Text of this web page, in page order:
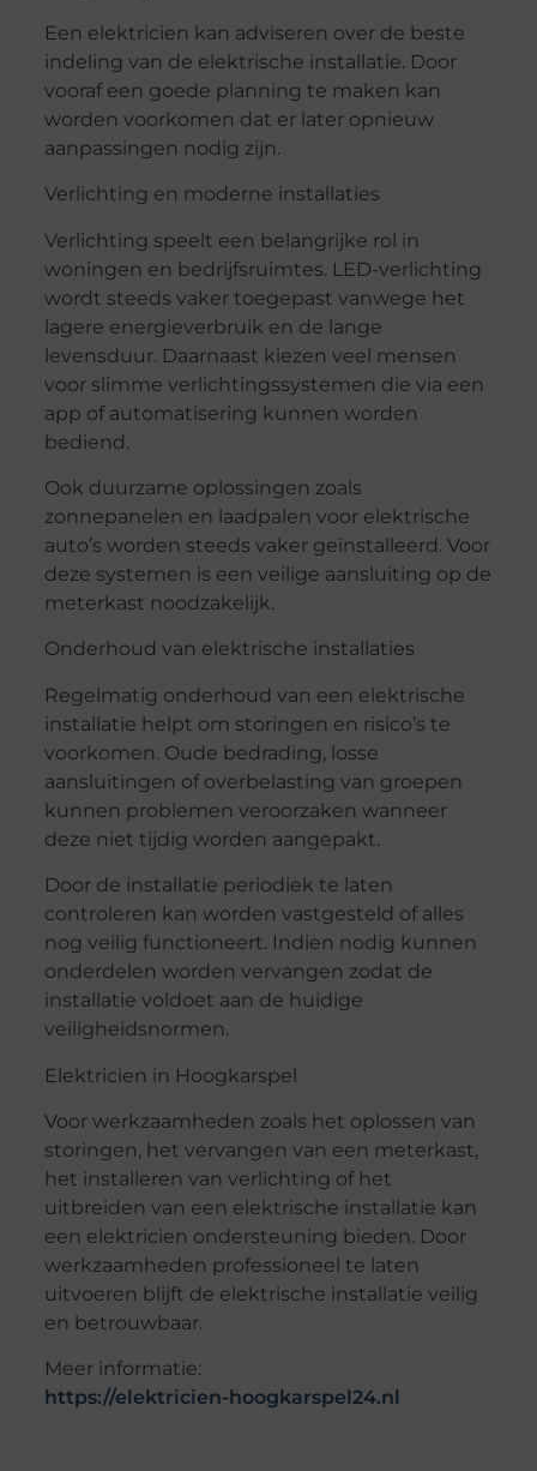
Een elektricien kan adviseren over de beste
indeling van de elektrische installatie. Door
vooraf een goede planning te maken kan
worden voorkomen dat er later opnieuw
aanpassingen nodig zijn.
Verlichting en moderne installaties
Verlichting speelt een belangrijke rol in
woningen en bedrijfsruimtes. LED-verlichting
wordt steeds vaker toegepast vanwege het
lagere energieverbruik en de lange
levensduur. Daarnaast kiezen veel mensen
voor slimme verlichtingssystemen die via een
app of automatisering kunnen worden
bediend.
Ook duurzame oplossingen zoals
zonnepanelen en laadpalen voor elektrische
auto’s worden steeds vaker geïnstalleerd. Voor
deze systemen is een veilige aansluiting op de
meterkast noodzakelijk.
Onderhoud van elektrische installaties
Regelmatig onderhoud van een elektrische
installatie helpt om storingen en risico’s te
voorkomen. Oude bedrading, losse
aansluitingen of overbelasting van groepen
kunnen problemen veroorzaken wanneer
deze niet tijdig worden aangepakt.
Door de installatie periodiek te laten
controleren kan worden vastgesteld of alles
nog veilig functioneert. Indien nodig kunnen
onderdelen worden vervangen zodat de
installatie voldoet aan de huidige
veiligheidsnormen.
Elektricien in Hoogkarspel
Voor werkzaamheden zoals het oplossen van
storingen, het vervangen van een meterkast,
het installeren van verlichting of het
uitbreiden van een elektrische installatie kan
een elektricien ondersteuning bieden. Door
werkzaamheden professioneel te laten
uitvoeren blijft de elektrische installatie veilig
en betrouwbaar.
Meer informatie:
https://elektricien-hoogkarspel24.nl